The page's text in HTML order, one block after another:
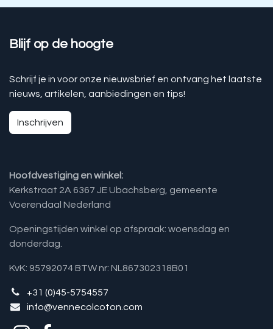
Blijf op de hoogte
Schrijf je in voor onze nieuwsbrief en ontvang het laatste
nieuws, artikelen, aanbiedingen en tips!
Inschrijven
Hoofdvestiging en winkel:
Kerkstraat 2A 6367 JE Ubachsberg, gemeente
Voerendaal Nederland
Openingstijden winkel op afspraak: woensdag en
donderdag.
KvK: 95792074 BTW nr: NL867302318B01
+31 (0)45-5754557
info@vennecolcoton.com